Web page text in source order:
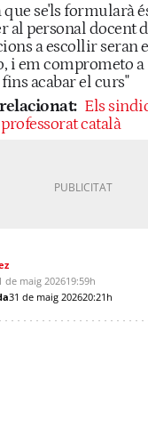
se'ls formularà
al personal docent
a escollir seran
i em comprometo a
acabar el curs"
Els
català
de maig 202619:59h
31 de maig 202620:21h